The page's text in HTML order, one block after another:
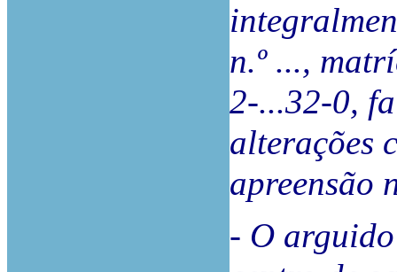
n.º ...,
2-...32-0,
alterações
apreensão
- O